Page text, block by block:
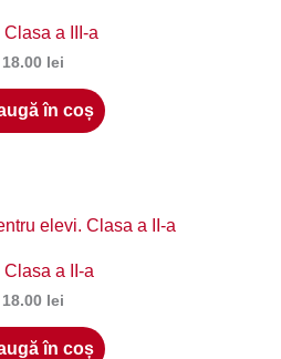
a III-a
18.00 lei
în coș
a II-a
18.00 lei
în coș